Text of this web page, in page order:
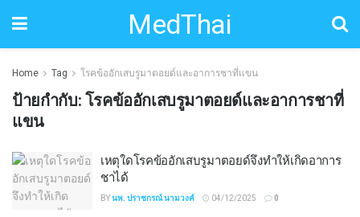
MedThai
Home Tag โรคข้ออักเสบรูมาตอยด์และอาการชาที่แขน
ป้ายกำกับ: โรคข้ออักเสบรูมาตอยด์และอาการชาที่
แขน
เหตุใดโรคข้ออักเสบรูมาตอยด์จึงทำให้เกิดอาการ
ชาได้
BYนพ. ปราชกรณ์ นามวงค์ 04/12/2025 0